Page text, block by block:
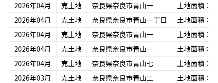
2026年04月
売土地 奈良県奈良市青山一
土地面積：
2026年04月
売土地 奈良県奈良市青山一丁目
土地面積：
2026年04月
売土地 奈良県奈良市青山一
土地面積：
2026年04月
売土地 奈良県奈良市青山一
土地面積：
2026年04月
売土地 奈良県奈良市青山七
土地面積：
2026年03月
売土地 奈良県奈良市青山二
土地面積：